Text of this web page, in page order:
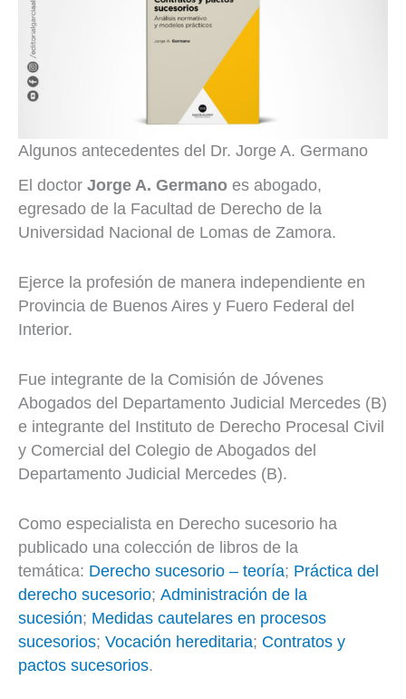
Algunos antecedentes del Dr. Jorge A. Germano
El doctor Jorge A. Germano es abogado,
egresado de la Facultad de Derecho de la
Universidad Nacional de Lomas de Zamora.
Ejerce la profesión de manera independiente en
Provincia de Buenos Aires y Fuero Federal del
Interior.
Fue integrante de la Comisión de Jóvenes
Abogados del Departamento Judicial Mercedes (B)
e integrante del Instituto de Derecho Procesal Civil
y Comercial del Colegio de Abogados del
Departamento Judicial Mercedes (B).
Como especialista en Derecho sucesorio ha
publicado una colección de libros de la
temática: Derecho sucesorio – teoría; Práctica del
derecho sucesorio; Administración de la
sucesión; Medidas cautelares en procesos
sucesorios; Vocación hereditaria; Contratos y
pactos sucesorios.